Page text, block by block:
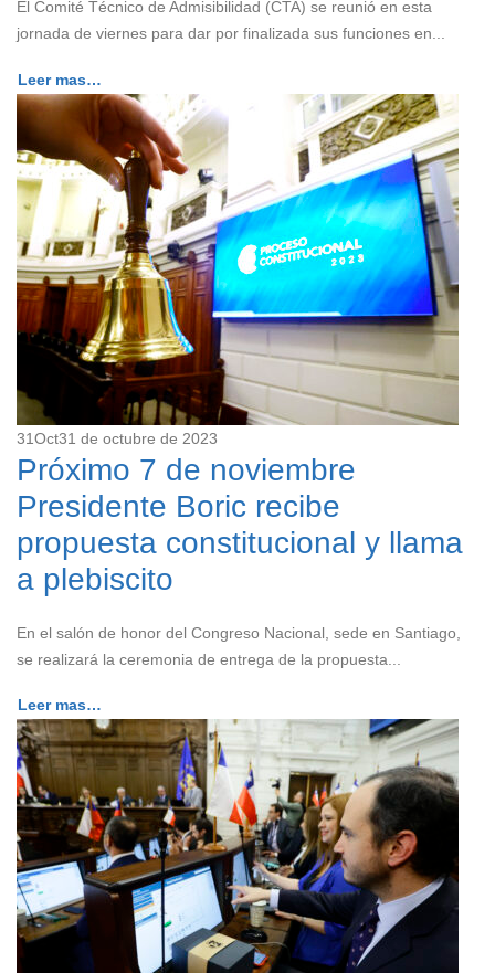
El Comité Técnico de Admisibilidad (CTA) se reunió en esta
jornada de viernes para dar por finalizada sus funciones en...
Leer mas…
31Oct31 de octubre de 2023
Próximo 7 de noviembre
Presidente Boric recibe
propuesta constitucional y llama
a plebiscito
En el salón de honor del Congreso Nacional, sede en Santiago,
se realizará la ceremonia de entrega de la propuesta...
Leer mas…